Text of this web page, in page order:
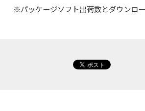
※パッケージソフト出荷数とダウンロ